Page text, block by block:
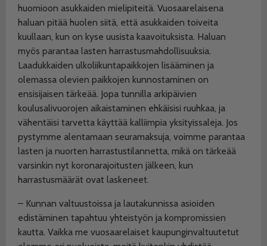
huomioon asukkaiden mielipiteitä. Vuosaarelaisena
haluan pitää huolen siitä, että asukkaiden toiveita
kuullaan, kun on kyse uusista kaavoituksista. Haluan
myös parantaa lasten harrastusmahdollisuuksia.
Laadukkaiden ulkoliikuntapaikkojen lisääminen ja
olemassa olevien paikkojen kunnostaminen on
ensisijaisen tärkeää. Jopa tunnilla arkipäivien
koulusalivuorojen aikaistaminen ehkäisisi ruuhkaa, ja
vähentäisi tarvetta käyttää kalliimpia yksityissaleja. Jos
pystymme alentamaan seuramaksuja, voimme parantaa
lasten ja nuorten harrastustilannetta, mikä on tärkeää
varsinkin nyt koronarajoitusten jälkeen, kun
harrastusmäärät ovat laskeneet.
– Kunnan valtuustoissa ja lautakunnissa asioiden
edistäminen tapahtuu yhteistyön ja kompromissien
kautta. Vaikka me vuosaarelaiset kaupunginvaltuutetut